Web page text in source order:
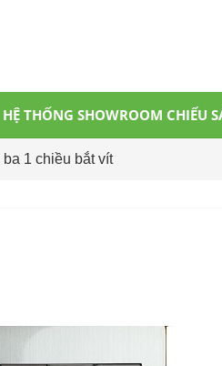
HỆ THỐNG SHOWROOM CHIẾU
ba 1 chiều bắt vít